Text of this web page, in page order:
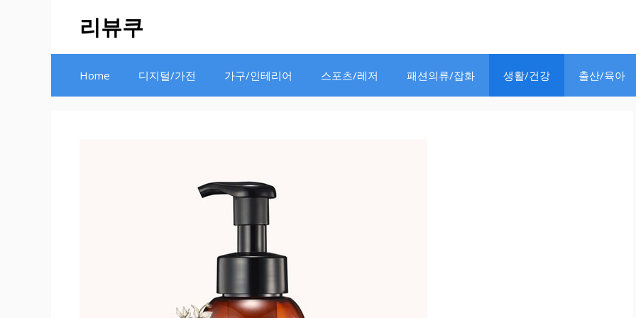
리뷰쿠
Home 디지털/가전 가구/인테리어 스포츠/레저 패션의류/잡화 생활/건강 출산/육아